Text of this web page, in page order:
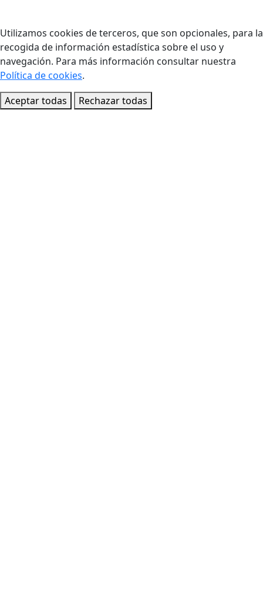
Utilizamos cookies de terceros, que son opcionales, para la
recogida de información estadística sobre el uso y
navegación. Para más información consultar nuestra
Política de cookies.
Aceptar todas
Rechazar todas